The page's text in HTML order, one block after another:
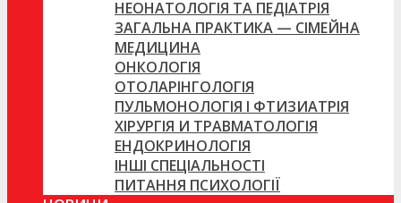
НЕОНАТОЛОГІЯ ТА ПЕДІАТРІЯ
ЗАГАЛЬНА ПРАКТИКА — СІМЕЙНА
МЕДИЦИНА
ОНКОЛОГІЯ
ОТОЛАРІНГОЛОГІЯ
ПУЛЬМОНОЛОГІЯ І ФТИЗИАТРІЯ
ХІРУРГІЯ И ТРАВМАТОЛОГІЯ
ЕНДОКРИНОЛОГІЯ
ІНШІ СПЕЦІАЛЬНОСТІ
ПИТАННЯ ПСИХОЛОГІЇ